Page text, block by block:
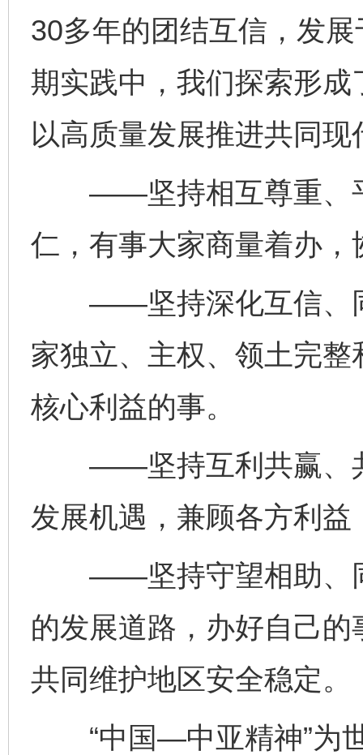
30多年的团结互信，发
期实践中，我们探索形成
以高质量发展推进共同
——坚持相互尊重、平
仁，有事大家商量着办
——坚持深化互信、同
家独立、主权、领土完
核心利益的事。
——坚持互利共赢、共
发展机遇，兼顾各方利
——坚持守望相助、同
的发展道路，办好自己
共同维护地区安全稳定。
“中国—中亚精神”为世